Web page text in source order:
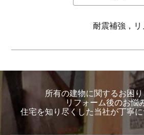
耐震補強，
所有の建物に関するお困
リフォーム後のお悩
住宅を知り尽くした当社が丁寧